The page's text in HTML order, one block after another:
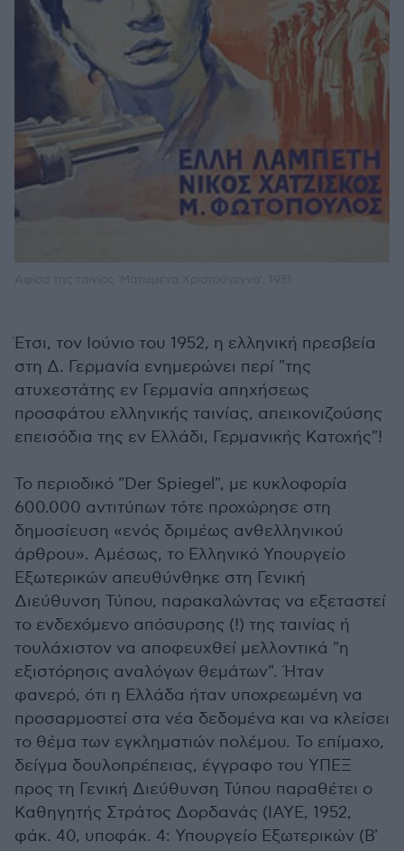
Έτσι, τον Ιούνιο του 1952, η ελληνική πρεσβεία
στη Δ. Γερμανία ενημερώνει περί "της
ατυχεστάτης εν Γερμανία απηχήσεως
προσφάτου ελληνικής ταινίας, απεικονιζούσης
επεισόδια της εν Ελλάδι, Γερμανικής Κατοχής"!
Το περιοδικό "Der Spiegel", με κυκλοφορία
600.000 αντιτύπων τότε προχώρησε στη
δημοσίευση «ενός δριμέως ανθελληνικού
άρθρου». Αμέσως, το Ελληνικό Υπουργείο
Εξωτερικών απευθύνθηκε στη Γενική
Διεύθυνση Τύπου, παρακαλώντας να εξεταστεί
το ενδεχόμενο απόσυρσης (!) της ταινίας ή
τουλάχιστον να αποφευχθεί μελλοντικά "η
εξιστόρησις αναλόγων θεμάτων". Ήταν
φανερό, ότι η Ελλάδα ήταν υποχρεωμένη να
προσαρμοστεί στα νέα δεδομένα και να κλείσει
το θέμα των εγκληματιών πολέμου. Το επίμαχο,
δείγμα δουλοπρέπειας, έγγραφο του ΥΠΕΞ
προς τη Γενική Διεύθυνση Τύπου παραθέτει ο
Καθηγητής Στράτος Δορδανάς (ΙΑΥΕ, 1952,
φάκ. 40, υποφάκ. 4: Υπουργείο Εξωτερικών (Β'